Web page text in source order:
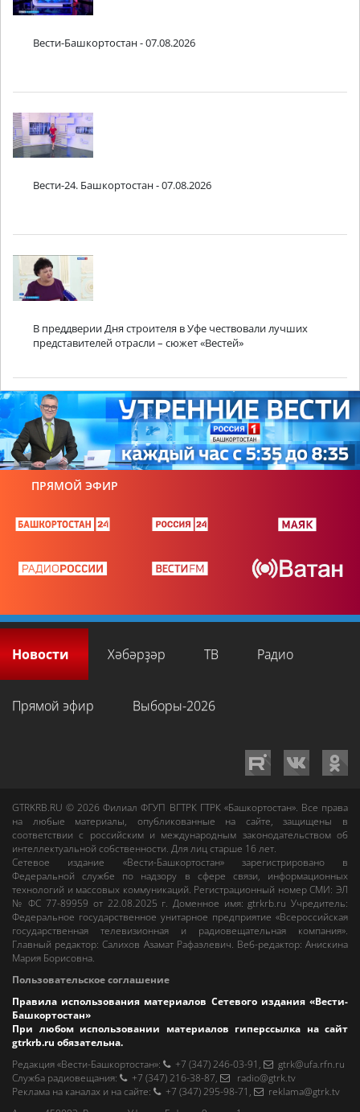
Вести-Башкортостан - 07.08.2026
Вести-24. Башкортостан - 07.08.2026
В преддверии Дня строителя в Уфе чествовали лучших
представителей отрасли – сюжет «Вестей»
ПРЯМОЙ ЭФИР
Новости Хәбәрҙәр ТВ Радио
Прямой эфир Выборы-2026
GTRKRB.RU © 2026Филиал ФГУП ВГТРК ГТРК «Башкортостан». Все права
на любые материалы, опубликованные на сайте, защищены в
соответствии с российским и международным законодательством об
интеллектуальной собственности. Для лиц старше 16 лет.
Сетевое издание «Вести-Башкортостан»зарегистрировано в
Федеральной службе по надзору в сфере связи, информационных
технологий и массовых коммуникаций. Регистрационный номер СМИ: ЭЛ
№ ФС 77-89959 от 22.08.2025 г. Доменное имя:gtrkrb.ru Учредитель:
Федеральное государственное унитарное предприятие «Всероссийская
государственная телевизионная и радиовещательная компания».
Главный редактор:Салихов Азамат Рафаэлевич. Веб-редактор:Анискина
Мария Борисовна.
Пользовательское соглашение
Правила использования материалов Сетевого издания «Вести-
Башкортостан»
При любом использовании материалов гиперссылка на сайт
gtrkrb.ru обязательна.
Редакция «Вести-Башкортостан»: +7 (347) 246-03-91 ,
gtrk@ufa.rfn.ru
Cлужба радиовещания: +7 (347) 216-38-87,
radio@gtrk.tv
Реклама на каналах и на сайте: +7 (347) 295-98-71 ,
reklama@gtrk.tv